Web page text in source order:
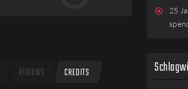
REVIEWS CREDITS
25